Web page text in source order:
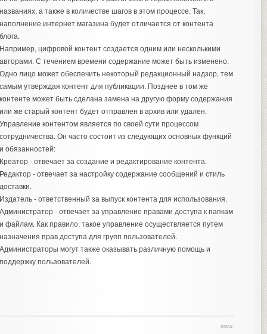
а также в количестве шагов в этом процессе. Так,
интернет магазина будет отличается от контента
цифровой контент создается одним или несколькими
С течением времени содержание может быть изменено.
лицо может обеспечить некоторый редакционный надзор, тем
утверждая контент для публикации. Позднее в том же
может быть сделана замена на другую форму содержания
же старый контент будет отправлен в архив или удален.
контентом является по своей сути процессом
Он часто состоит из следующих основных функций
обязанностей:
- отвечает за создание и редактирование контента.
- отвечает за настройку содержание сообщений и стиль
- ответственный за выпуск контента для использования.
- отвечает за управление правами доступа к папкам
файлам. Как правило, такое управление осуществляется путем
прав доступа для групп пользователей.
могут также оказывать различную помощь и
пользователей.
теги: